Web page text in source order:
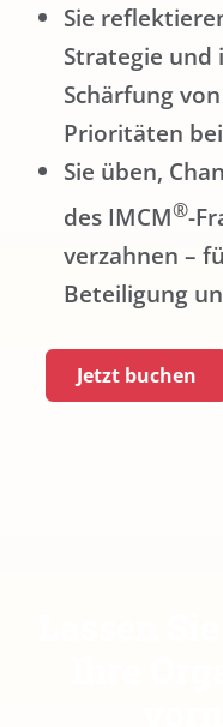
Sie
Strategie und
Schärfung
Prioritäten
Sie üben,
des IMCM®-
verzahnen –
Beteiligung
Jetzt buchen